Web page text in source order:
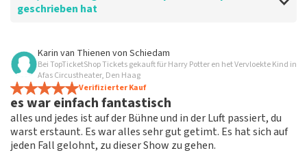
geschrieben hat
Bewertung von Eli Tegelaar über
Alles funktioniert
Alles hat einwandfrei funktioniert.
Die Rezension wurde übersetztOriginal anzeigen
Karin van Thienen von Schiedam
Bei TopTicketShop Tickets gekauft für Harry Potter en het Vervloekte Kind in
Afas Circustheater, Den Haag
Verifizierter Kauf
es war einfach fantastisch
alles und jedes ist auf der Bühne und in der Luft passiert, du
warst erstaunt. Es war alles sehr gut getimt. Es hat sich auf
jeden Fall gelohnt, zu dieser Show zu gehen.